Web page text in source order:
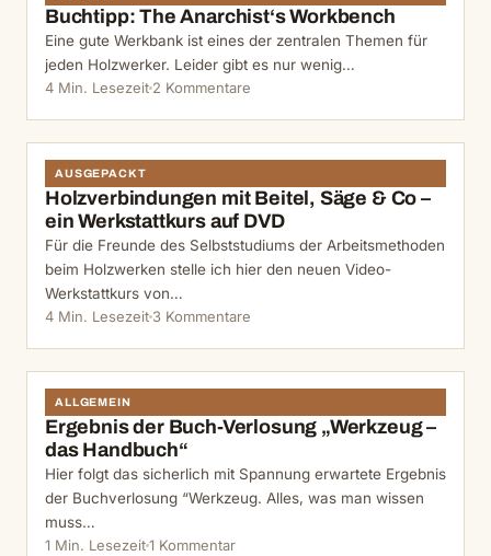
Buchtipp: The Anarchist‘s Workbench
Eine gute Werkbank ist eines der zentralen Themen für
jeden Holzwerker. Leider gibt es nur wenig…
4 Min. Lesezeit 2 Kommentare
AUSGEPACKT
Holzverbindungen mit Beitel, Säge & Co –
ein Werkstattkurs auf DVD
Für die Freunde des Selbststudiums der Arbeitsmethoden
beim Holzwerken stelle ich hier den neuen Video-
Werkstattkurs von…
4 Min. Lesezeit 3 Kommentare
ALLGEMEIN
Ergebnis der Buch-Verlosung „Werkzeug –
das Handbuch“
Hier folgt das sicherlich mit Spannung erwartete Ergebnis
der Buchverlosung “Werkzeug. Alles, was man wissen
muss…
1 Min. Lesezeit1 Kommentar